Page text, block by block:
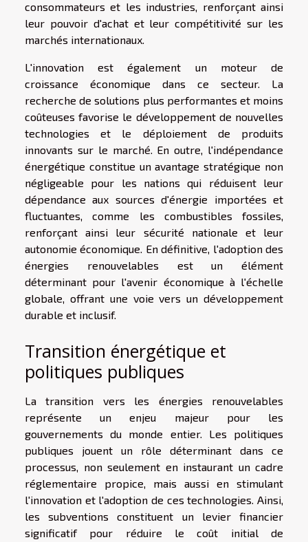
consommateurs et les industries, renforçant ainsi
leur pouvoir d'achat et leur compétitivité sur les
marchés internationaux.
L'innovation est également un moteur de
croissance économique dans ce secteur. La
recherche de solutions plus performantes et moins
coûteuses favorise le développement de nouvelles
technologies et le déploiement de produits
innovants sur le marché. En outre, l'indépendance
énergétique constitue un avantage stratégique non
négligeable pour les nations qui réduisent leur
dépendance aux sources d'énergie importées et
fluctuantes, comme les combustibles fossiles,
renforçant ainsi leur sécurité nationale et leur
autonomie économique. En définitive, l'adoption des
énergies renouvelables est un élément
déterminant pour l'avenir économique à l'échelle
globale, offrant une voie vers un développement
durable et inclusif.
Transition énergétique et
politiques publiques
La transition vers les énergies renouvelables
représente un enjeu majeur pour les
gouvernements du monde entier. Les politiques
publiques jouent un rôle déterminant dans ce
processus, non seulement en instaurant un cadre
réglementaire propice, mais aussi en stimulant
l'innovation et l'adoption de ces technologies. Ainsi,
les subventions constituent un levier financier
significatif pour réduire le coût initial de